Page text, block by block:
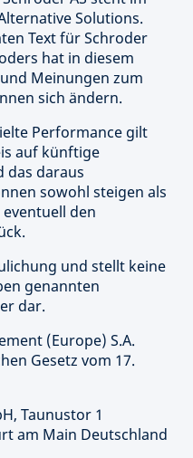
Solutions.
Text für Schroder
hat in diesem
Meinungen zum
sich ändern.
Performance gilt
auf künftige
das daraus
sowohl steigen als
den
und stellt keine
genannten
dar.
(Europe) S.A.
Gesetz vom 17.
Taunustor 1
am Main Deutschland